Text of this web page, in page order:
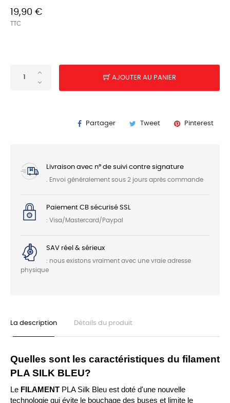
19,90 €
TTC
AJOUTER AU PANIER
Partager Tweet Pinterest
Livraison avec n° de suivi contre signature
. Envoi généralement sous 2 jours après commande
Paiement CB sécurisé SSL
: Visa/Mastercard/Paypal
SAV réel & sérieux
: nous existons vraiment avec une vraie adresse
physique
La description Détails du produit
Quelles sont les caractéristiques du filament
PLA SILK BLEU?
Le FILAMENT PLA Silk Bleu est doté d'une nouvelle
technologie qui évite le bouchage des buses et limite le